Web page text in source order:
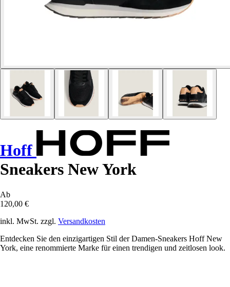
Hoff
Sneakers New York
Ab
120,00 €
inkl. MwSt. zzgl. Versandkosten
Entdecken Sie den einzigartigen Stil der Damen-Sneakers Hoff New
York, eine renommierte Marke für einen trendigen und zeitlosen look.